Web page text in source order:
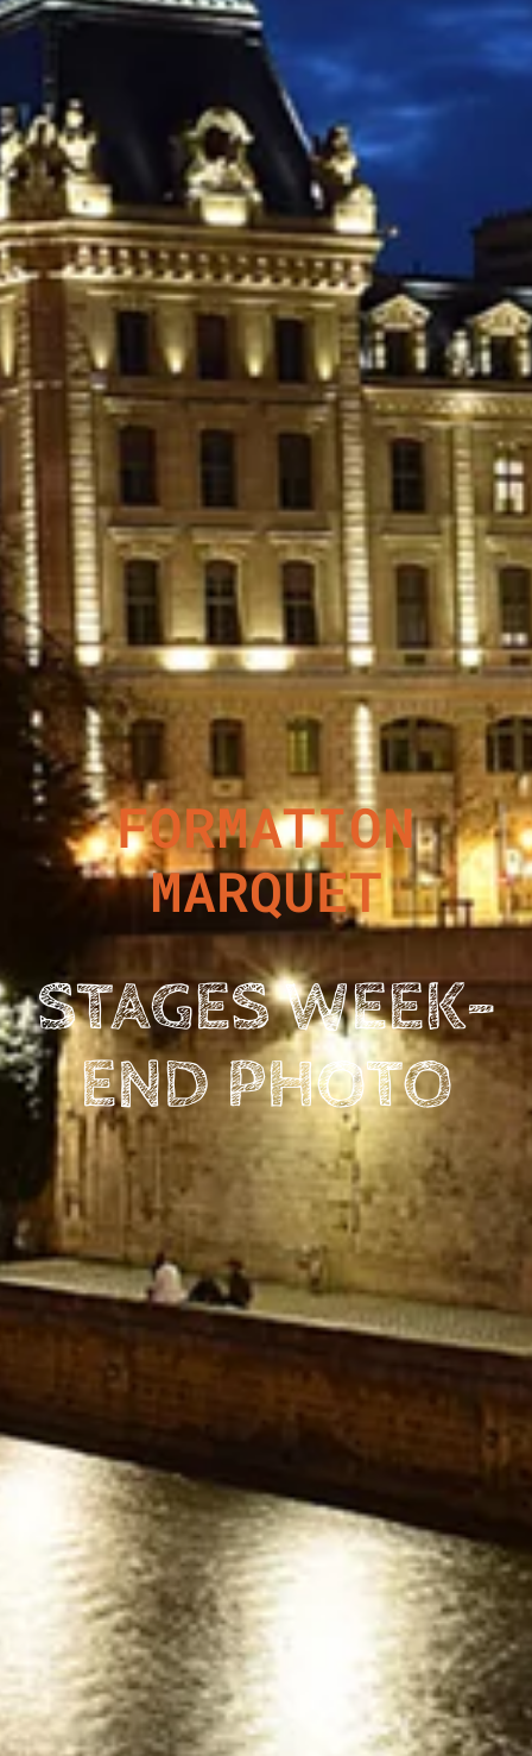
FORMATION
MARQUET
STAGES WEEK-
END PHOTO